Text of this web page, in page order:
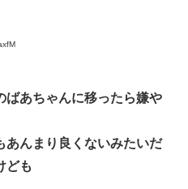
ばあちゃんに移ったら嫌や
あんまり良くないみたいだ
ども